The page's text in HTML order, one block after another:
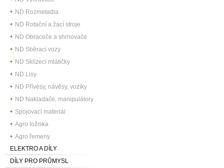
ND Rozmetadla
ND Rotační a žací stroje
ND Obraceče a shrnovače
ND Sběrací vozy
ND Sklízecí mlátičky
ND Lisy
ND Přívěsy, návěsy, vozíky
ND Nakladače, manipulátory
Spojovací materiál
Agro ložiska
Agro řemeny
ELEKTRO A DÍLY
DÍLY PRO PRŮMYSL